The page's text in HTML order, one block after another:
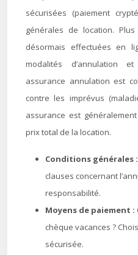
sécurisées (paiement
générales de location.
désormais effectuées en
modalités d’annulation
assurance annulation est
contre les imprévus
assurance est
prix total de la location.
Conditions générales :
clauses concernant
responsabilité.
Moyens de paiement :
chèque vacances ?
sécurisée.